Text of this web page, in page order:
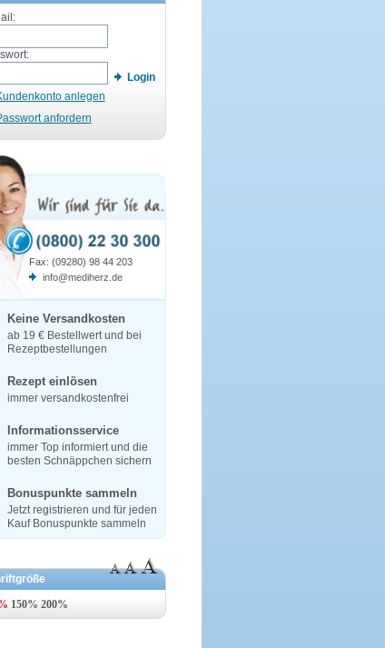
Login
anlegen
anfordern
Fax: (09280) 98 44 203
info@mediherz.de
Keine Versandkosten
ab 19 € Bestellwert und bei
Rezeptbestellungen
Rezept einlösen
immer versandkostenfrei
Informationsservice
immer Top informiert und die
besten Schnäppchen sichern
Bonuspunkte sammeln
Jetzt registrieren und für jeden
Kauf Bonuspunkte sammeln